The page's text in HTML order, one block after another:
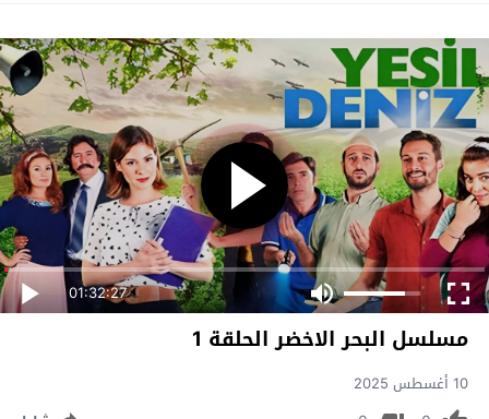
01:32:27
مسلسل البحر الاخضر الحلقة 1
10 أغسطس 2025